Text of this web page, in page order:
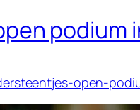
podium
open-